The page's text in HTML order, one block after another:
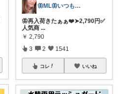
🦋ML🦋いつもありがとう💓
🦋再入荷きたぁぁ❤️➤2,790円✅
人気商 ...
￥ 2,790
3 2 1541
コレ いいね